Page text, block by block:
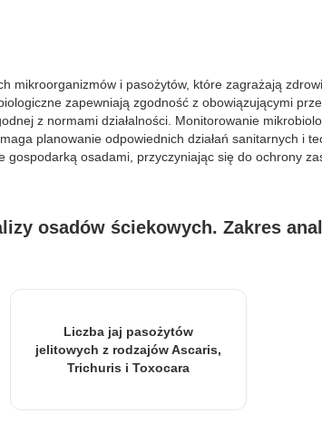
mikroorganizmów i pasożytów, które zagrażają
zapewniają zgodność z obowiązującymi
z normami działalności. Monitorowanie
planowanie odpowiednich działań sanitarnych i
gospodarką osadami, przyczyniając się do ochrony
osadów ściekowych. Zakres
Liczba jaj pasożytów
jelitowych z rodzajów Ascaris,
Trichuris i Toxocara
funkcje społecznościowe i analizować ruch w
partnerom społecznościowym, reklamowym i
od Ciebie lub uzyskanymi podczas
które zmieniają wygląd lub funkcjonowanie